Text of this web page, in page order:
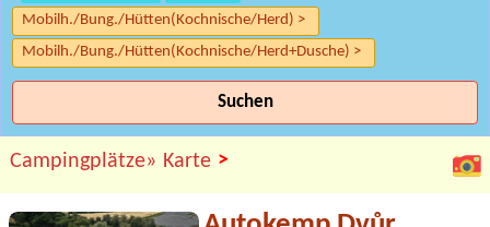
Mobilh./Bung./Hütten(Kochnische/Herd) >
Mobilh./Bung./Hütten(Kochnische/Herd+Dusche) >
Suchen
Campingplätze» Karte >